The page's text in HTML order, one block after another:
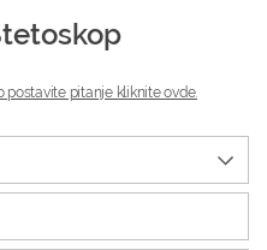
postavite pitanje kliknite ovde.